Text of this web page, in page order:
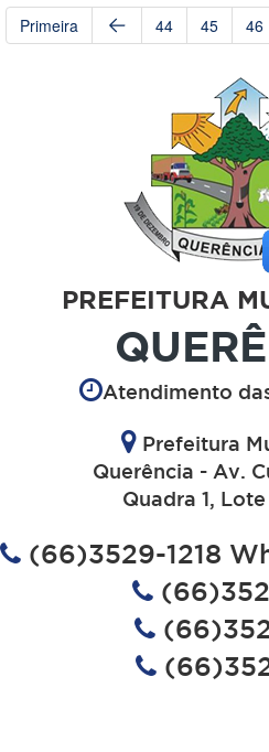
Primeira 44 45 46
PREFEITURA
Atendimento
Prefeitura
Querência - Av.
Quadra 1,
(66)3529-1218